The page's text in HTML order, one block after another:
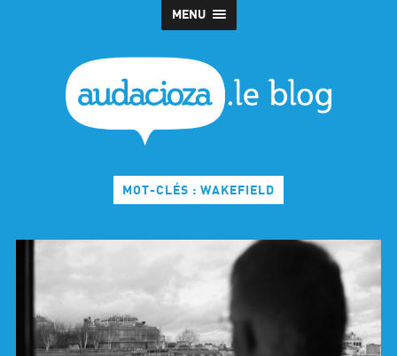
MENU
MOT-CLÉS : WAKEFIELD